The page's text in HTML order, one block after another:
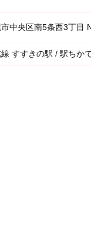
中央区南5条西3丁目
すすきの駅 / 駅ちか